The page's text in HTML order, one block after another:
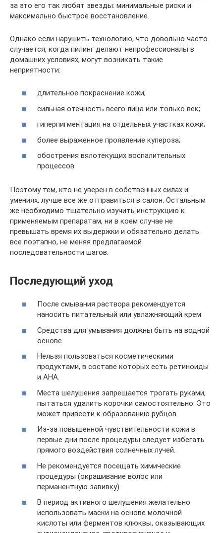
за это его так любят звезды: минимальные риски и
максимально быстрое восстановление.
Однако если нарушить технологию, что довольно часто
случается, когда пилинг делают непрофессионалы в
домашних условиях, могут возникать такие
неприятности:
длительное покраснение кожи;
сильная отечность всего лица или только век;
гиперпигментация на отдельных участках кожи;
более выраженное проявление купероза;
обострения вялотекущих воспалительных
процессов.
Поэтому тем, кто не уверен в собственных силах и
умениях, лучше все же отправиться в салон. Остальным
же необходимо тщательно изучить инструкцию к
применяемым препаратам, ни в коем случае не
превышать время их выдержки и обязательно делать
все поэтапно, не меняя предлагаемой
последовательности шагов.
Последующий уход
После смывания раствора рекомендуется
наносить питательный или увлажняющий крем.
Средства для умывания должны быть на водной
основе.
Нельзя пользоваться косметическими
продуктами, в составе которых есть ретиноиды
и АНА.
Места шелушения запрещается трогать руками,
пытаться удалить корочки самостоятельно. Это
может привести к образованию рубцов.
Из-за повышенной чувствительности кожи в
первые дни после процедуры следует избегать
прямого воздействия солнечных лучей.
Не рекомендуется посещать химические
процедуры (окрашивание волос или
перманентную завивку).
В период активного шелушения желательно
использовать маски на основе молочной
кислоты или ферментов клюквы, оказывающих